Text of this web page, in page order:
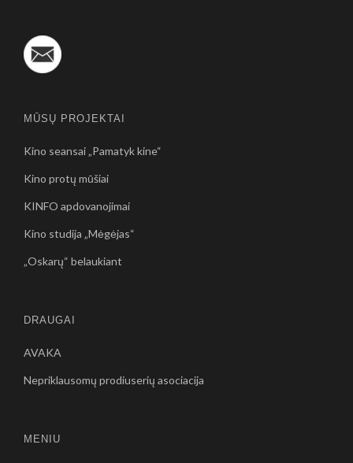
MŪSŲ PROJEKTAI
Kino seansai „Pamatyk kine“
Kino protų mūšiai
KINFO apdovanojimai
Kino studija „Mėgėjas“
„Oskarų“ belaukiant
DRAUGAI
AVAKA
Nepriklausomų prodiuserių asociacija
MENIU